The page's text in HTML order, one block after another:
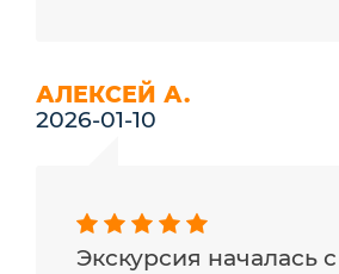
АЛЕКСЕЙ А.
2026-01-10
Экскурсия началась с